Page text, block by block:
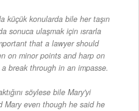
küçük konularda bile her taşın
sonuca ulaşmak için ısrarla
that a lawyer should
on minor points and harp on
break through in an impasse.
söylese bile Mary'yi
Mary even though he said he